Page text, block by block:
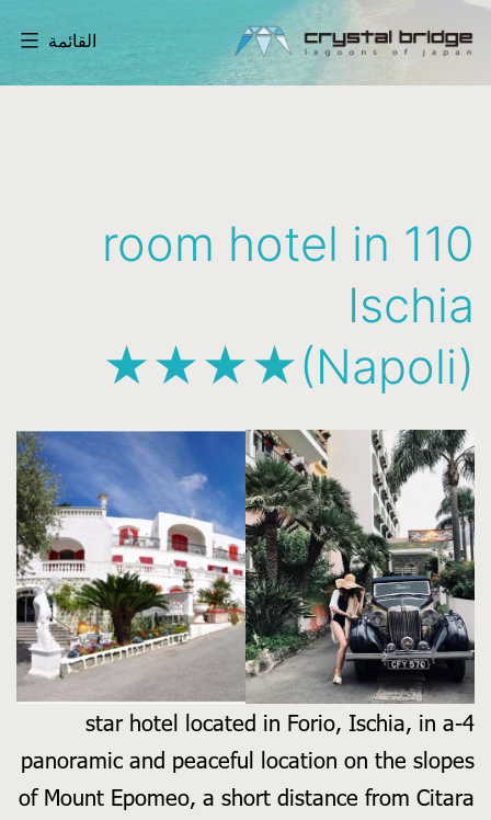
إلى
المحتوى
lagoons
Japan
القائمة
110 room hotel in
Ischia
(Napoli)★★★★
4-star hotel located in Forio, Ischia, in a
panoramic and peaceful location on the slopes
of Mount Epomeo, a short distance from Citara